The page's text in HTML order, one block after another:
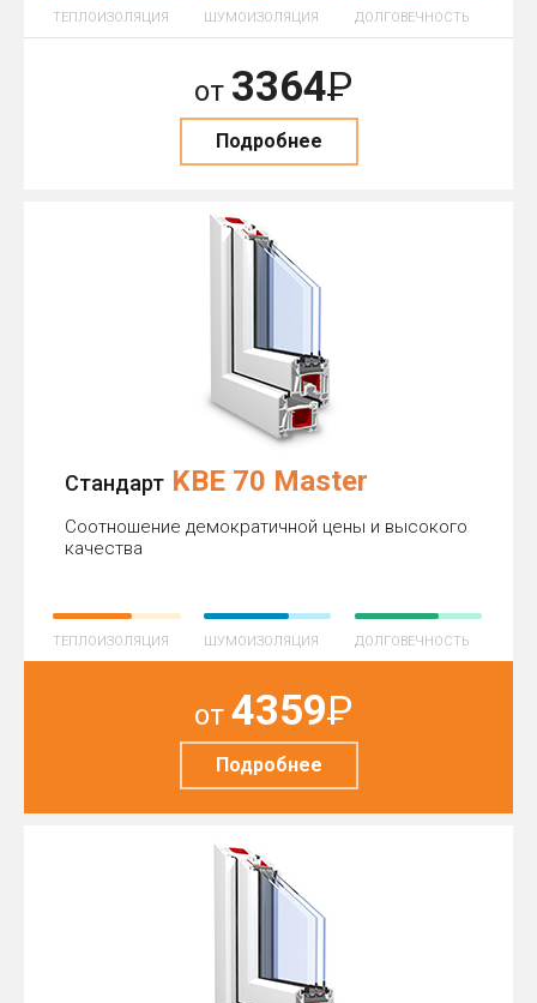
ТЕПЛОИЗОЛЯЦИЯ ШУМОИЗОЛЯЦИЯ ДОЛГОВЕЧНОСТЬ
от 3364Р
Подробнее
Стандарт KBE 70 Master
Соотношение демократичной цены и высокого
качества
ТЕПЛОИЗОЛЯЦИЯ ШУМОИЗОЛЯЦИЯ ДОЛГОВЕЧНОСТЬ
от 4359Р
Подробнее